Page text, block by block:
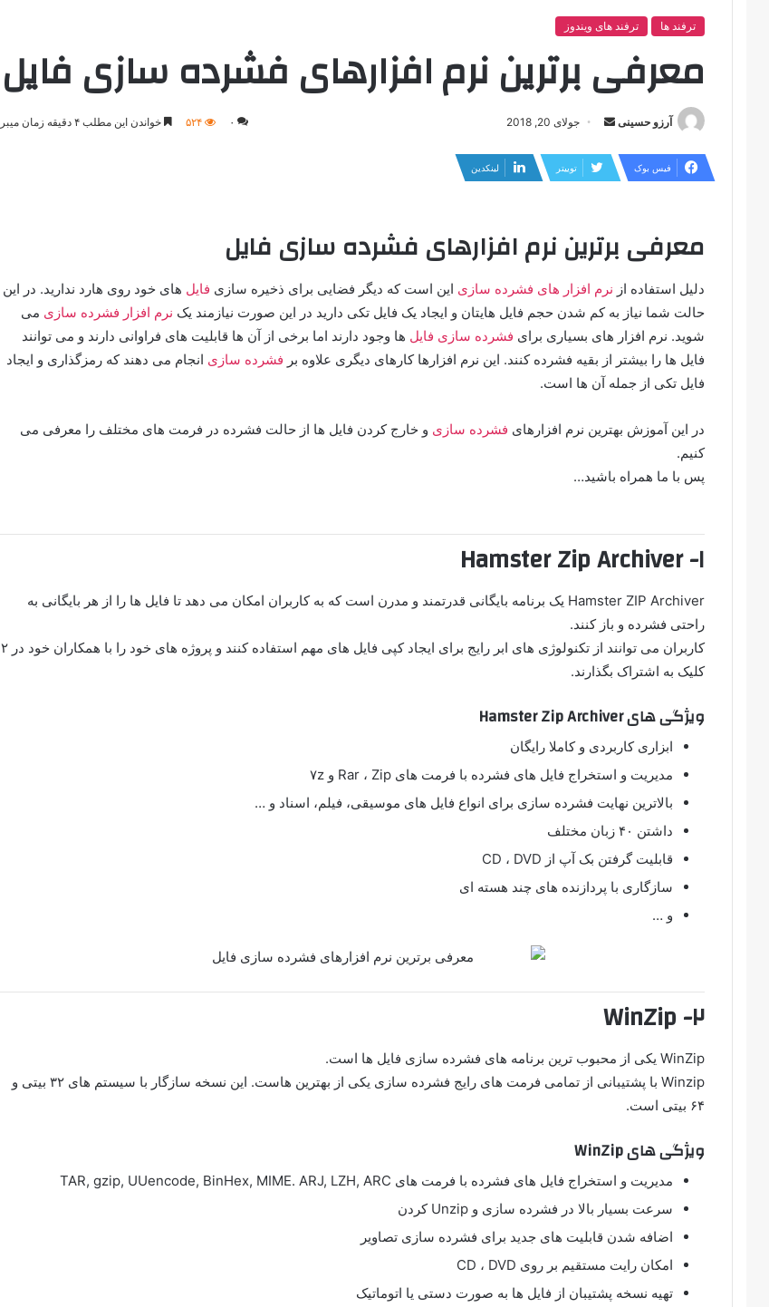
ترفند ها ترفند های ویندوز
معرفی برترین نرم افزارهای فشرده سازی فایل
آرزو حسینی
ارسالجولای 20, 2018 ۰ ۵۲۴ خواندن این مطلب ۴ دقیقه زمان میبرد
فیس بوک توییتر لینکدین
معرفی برترین نرم افزارهای فشرده سازی فایل
دلیل استفاده از نرم افزار های فشرده سازی این است که دیگر فضایی برای ذخیره سازی فایل های خود روی هارد ندارید. در این
حالت شما نیاز به کم شدن حجم فایل‌ هایتان و ایجاد یک فایل تکی دارید در این صورت نیازمند یک نرم افزار فشرده سازی می
شوید. نرم‌ افزار های بسیاری برای فشرده‌ سازی فایل‌ ها وجود دارند اما برخی از آن‌ ها قابلیت‌ های فراوانی دارند و می‌ توانند
فایل‌ ها را بیشتر از بقیه فشرده کنند. این نرم‌ افزارها کارهای دیگری علاوه بر فشرده‌ سازی انجام می‌ دهند که رمزگذاری و ایجاد
فایل تکی از جمله آن‌ ها است.
در این آموزش بهترین نرم‌ افزارهای فشرده‌ سازی و خارج کردن فایل‌ ها از حالت فشرده در فرمت‌ های مختلف را معرفی می‌
کنیم.
پس با ما همراه باشید…
۱- Hamster Zip Archiver
Hamster ZIP Archiver یک برنامه بایگانی قدرتمند و مدرن است که به کاربران امکان می دهد تا فایل ها را از هر بایگانی به
راحتی فشرده و باز کنند.
کاربران می توانند از تکنولوژی های ابر رایج برای ایجاد کپی فایل های مهم استفاده کنند و پروژه های خود را با همکاران خود در ۲
کلیک به اشتراک بگذارند.
ویژگی های Hamster Zip Archiver
ابزاری کاربردی و کاملا رایگان
مدیریت و استخراج فایل های فشرده با فرمت های Rar ، Zip و ۷z
بالاترین نهایت فشرده سازی برای انواع فایل های موسیقی، فیلم، اسناد و …
داشتن ۴۰ زبان مختلف
قابلیت گرفتن بک آپ از CD ، DVD
سازگاری با پردازنده های چند هسته ای
و …
۲- WinZip
WinZip یکی از محبوب ترین برنامه های فشرده سازی فایل ها است.
Winzip با پشتیبانی از تمامی فرمت های رایج فشرده سازی یکی از بهترین هاست. این نسخه سازگار با سیستم های ۳۲ بیتی و
۶۴ بیتی است.
ویژگی های WinZip
مدیریت و استخراج فایل های فشرده با فرمت های TAR, gzip, UUencode, BinHex, MIME. ARJ, LZH, ARC
سرعت بسیار بالا در فشرده سازی و Unzip کردن
اضافه شدن قابلیت های جدید برای فشرده سازی تصاویر
امکان رایت مستقیم بر روی CD ، DVD
تهیه نسخه پشتیبان از فایل ها به صورت دستی یا اتوماتیک